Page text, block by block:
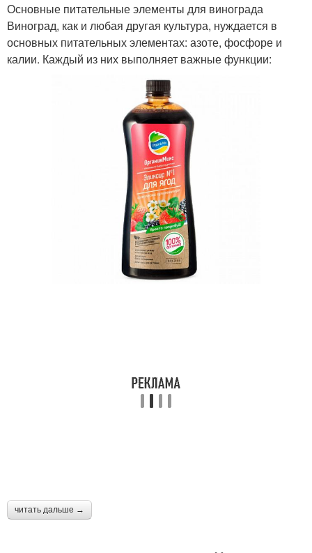
Основные питательные элементы для винограда
Виноград, как и любая другая культура, нуждается в
основных питательных элементах: азоте, фосфоре и
калии. Каждый из них выполняет важные функции:
читать дальше →